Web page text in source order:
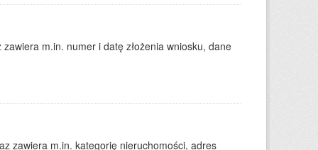
m.in. numer i datę złożenia wniosku, dane
zawiera m.in. kategorię nieruchomości, adres